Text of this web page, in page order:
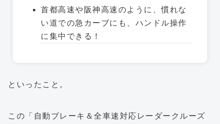
首都高速や阪神高速のように、慣れな
い道での急カーブにも、ハンドル操作
に集中できる！
といったこと。
この「自動ブレーキ＆全車速対応レーダークルーズ